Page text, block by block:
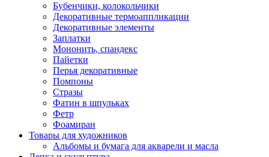
Бубенчики, колокольчики
Декоративные термоаппликации
Декоративные элементы
Заплатки
Мононить, спандекс
Пайетки
Перья декоративные
Помпоны
Стразы
Фатин в шпульках
Фетр
Фоамиран
Товары для художников
Альбомы и бумага для акварели и масла